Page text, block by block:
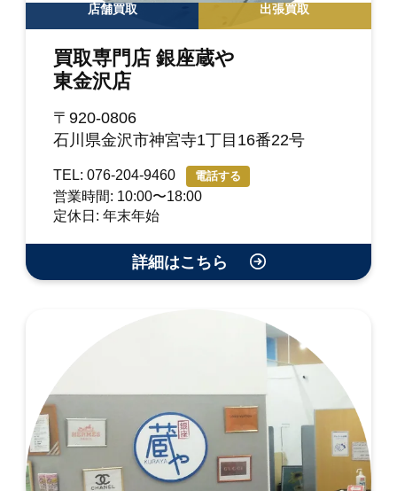
店舗買取 出張買取
買取専門店 銀座蔵や
東金沢店
〒920-0806
石川県金沢市神宮寺1丁目16番22号
TEL: 076-204-9460 電話する
営業時間: 10:00〜18:00
定休日: 年末年始
詳細はこちら